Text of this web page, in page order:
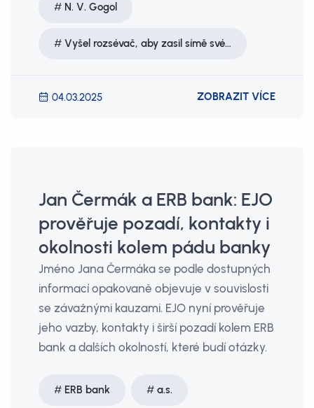
N. V. Gogol
Vyšel rozsévač, aby zasil símě své…
04.03.2025 ZOBRAZIT VÍCE
Jan Čermák a ERB bank: EJO
prověřuje pozadí, kontakty i
okolnosti kolem pádu banky
Jméno Jana Čermáka se podle dostupných
informací opakovaně objevuje v souvislosti
se závažnými kauzami. EJO nyní prověřuje
jeho vazby, kontakty i širší pozadí kolem ERB
bank a dalších okolností, které budí otázky.
ERB bank a.s.